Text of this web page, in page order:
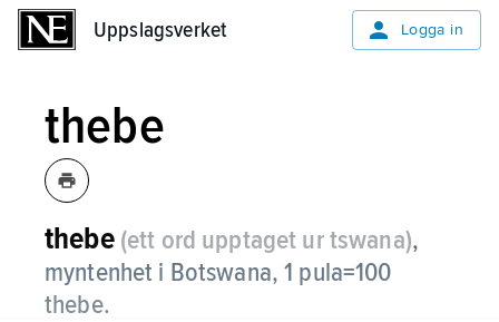
Uppslagsverket Logga in
thebe
thebe (ett ord upptaget ur tswana),
myntenhet i Botswana, 1 pula=100
thebe.